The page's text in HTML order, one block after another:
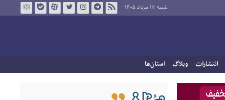
شنبه ۱۷ مرداد ۱۴۰۵
انتشارات وبلاگ استان‌ها